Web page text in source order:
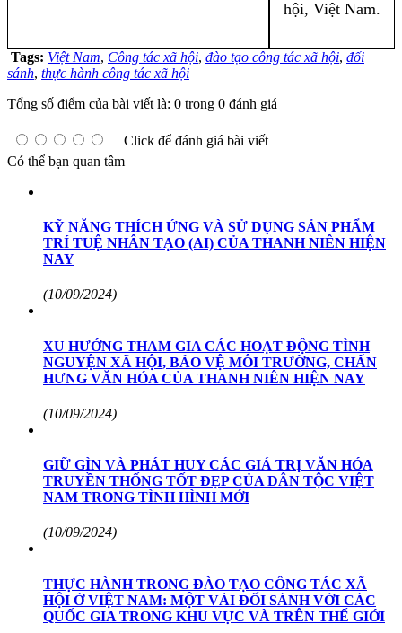
hội, Việt Nam.
Tags: Việt Nam, Công tác xã hội, đào tạo công tác xã hội, đối
sánh, thực hành công tác xã hội
Tổng số điểm của bài viết là: 0 trong 0 đánh giá
Click để đánh giá bài viết
Có thể bạn quan tâm
KỸ NĂNG THÍCH ỨNG VÀ SỬ DỤNG SẢN PHẨM
TRÍ TUỆ NHÂN TẠO (AI) CỦA THANH NIÊN HIỆN
NAY
(10/09/2024)
XU HƯỚNG THAM GIA CÁC HOẠT ĐỘNG TÌNH
NGUYỆN XÃ HỘI, BẢO VỆ MÔI TRƯỜNG, CHẤN
HƯNG VĂN HÓA CỦA THANH NIÊN HIỆN NAY
(10/09/2024)
GIỮ GÌN VÀ PHÁT HUY CÁC GIÁ TRỊ VĂN HÓA
TRUYỀN THỐNG TỐT ĐẸP CỦA DÂN TỘC VIỆT
NAM TRONG TÌNH HÌNH MỚI
(10/09/2024)
THỰC HÀNH TRONG ĐÀO TẠO CÔNG TÁC XÃ
HỘI Ở VIỆT NAM: MỘT VÀI ĐỐI SÁNH VỚI CÁC
QUỐC GIA TRONG KHU VỰC VÀ TRÊN THẾ GIỚI